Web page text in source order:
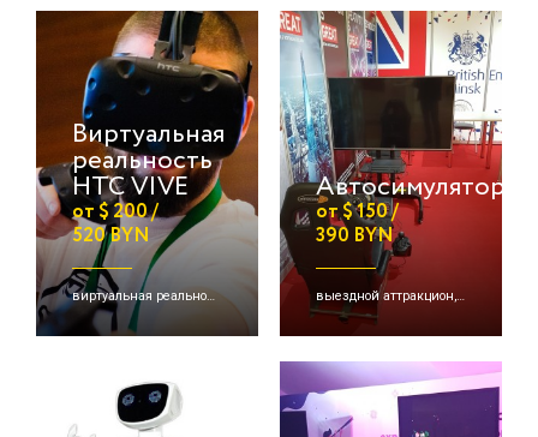
Виртуальная
реальность
HTC VIVE
от $ 200 /
520 BYN
виртуальная реальность, детские активации
Автосимулятор
от $ 150 /
390 BYN
выездной аттракцион, виртуальная реальность, авто- и авиасимуляторы и др.